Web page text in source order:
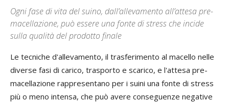
Ogni fase di vita del suino, dall’allevamento all’attesa pre-
macellazione, può essere una fonte di stress che incide
sulla qualità del prodotto finale
Le tecniche d'allevamento, il trasferimento al macello nelle
diverse fasi di carico, trasporto e scarico, e l'attesa pre-
macellazione rappresentano per i suini una fonte di stress
più o meno intensa, che può avere conseguenze negative